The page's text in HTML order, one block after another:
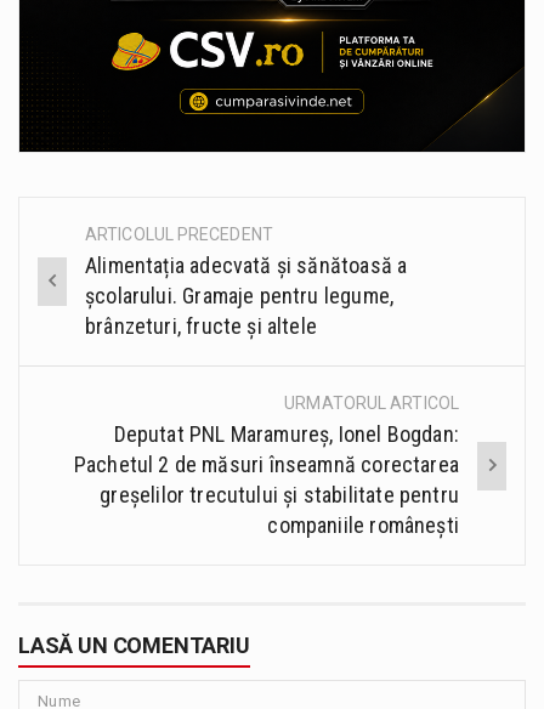
Post
navigation
ARTICOLUL PRECEDENT
Alimentația adecvată și sănătoasă a
școlarului. Gramaje pentru legume,
brânzeturi, fructe și altele
URMATORUL ARTICOL
Deputat PNL Maramureș, Ionel Bogdan:
Pachetul 2 de măsuri înseamnă corectarea
greșelilor trecutului și stabilitate pentru
companiile românești
LASĂ UN COMENTARIU